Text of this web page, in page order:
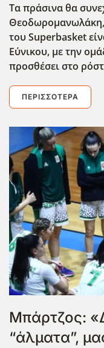
Τα πράσινα θα
του Superbasket
Εύνικου, με την
προσθέσει στο
ΠΕΡΙΣΣΌΤΕΡΑ
Μπάρτζος:
“άλματα”,